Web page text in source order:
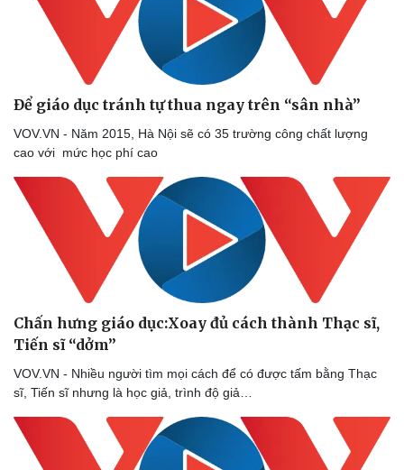
Để giáo dục tránh tự thua ngay trên “sân nhà”
VOV.VN - Năm 2015, Hà Nội sẽ có 35 trường công chất lượng
cao với mức học phí cao
Chấn hưng giáo dục:Xoay đủ cách thành Thạc sĩ,
Tiến sĩ “dởm”
VOV.VN - Nhiều người tìm mọi cách để có được tấm bằng Thạc
sĩ, Tiến sĩ nhưng là học giả, trình độ giả…